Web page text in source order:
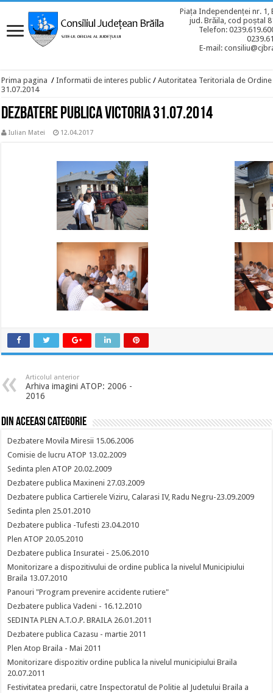
Piața Independenței nr. 1,
jud. Brăila, cod poștal
Telefon:
E-mail:
Prima pagina / Informatii de interes public / Autoritatea Teritoriala de Ordine
31.07.2014
Dezbatere publica Victoria 31.07.2014
Iulian Matei 12.04.2017
Articolul anterior
Arhiva imagini ATOP: 2006 -
2016
Din aceeasi categorie
Dezbatere Movila Miresii 15.06.2006
Comisie de lucru ATOP 13.02.2009
Sedinta plen ATOP 20.02.2009
Dezbatere publica Maxineni 27.03.2009
Dezbatere publica Cartierele Viziru, Calarasi IV, Radu Negru-23.09.2009
Sedinta plen 25.01.2010
Dezbatere publica -Tufesti 23.04.2010
Plen ATOP 20.05.2010
Dezbatere publica Insuratei - 25.06.2010
Monitorizare a dispozitivului de ordine publica la nivelul Municipiului
Braila 13.07.2010
Panouri "Program prevenire accidente rutiere"
Dezbatere publica Vadeni - 16.12.2010
SEDINTA PLEN A.T.O.P. BRAILA 26.01.2011
Dezbatere publica Cazasu - martie 2011
Plen Atop Braila - Mai 2011
Monitorizare dispozitiv ordine publica la nivelul municipiului Braila
20.07.2011
Festivitatea predarii, catre Inspectoratul de Politie al Judetului Braila a